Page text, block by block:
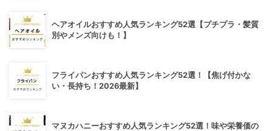
ヘアオイルおすすめ人気ランキング52選【プチプラ・髪質
別やメンズ向けも！】
フライパンおすすめ人気ランキング52選！【焦げ付かな
い・長持ち！2026最新】
マヌカハニーおすすめ人気ランキング52選！味や栄養価の